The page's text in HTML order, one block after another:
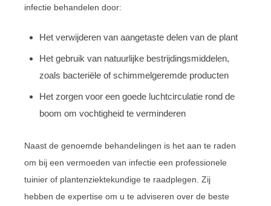
infectie behandelen door:
Het verwijderen van aangetaste delen van de plant
Het gebruik van natuurlijke bestrijdingsmiddelen,
zoals bacteriële of schimmelgeremde producten
Het zorgen voor een goede luchtcirculatie rond de
boom om vochtigheid te verminderen
Naast de genoemde behandelingen is het aan te raden
om bij een vermoeden van infectie een professionele
tuinier of plantenziektekundige te raadplegen. Zij
hebben de expertise om u te adviseren over de beste